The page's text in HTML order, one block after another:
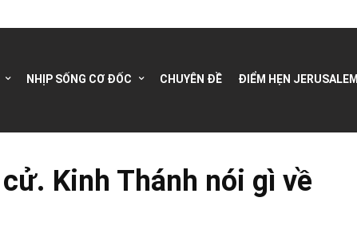
NHỊP SỐNG CƠ ĐỐC CHUYÊN ĐỀ ĐIỂM HẸN JERUSALEM
Kinh Thánh nói gì về